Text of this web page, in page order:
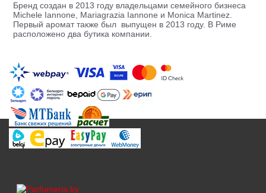
Бренд создан в 2013 году владельцами семейного бизнеса
Michele Iannone, Mariagrazia Iannone и Monica Martinez.
Первый аромат также был выпущен в 2013 году. В Риме
расположено два бутика компании.